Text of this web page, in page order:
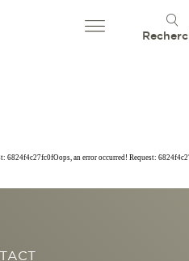
6824f4c27fc0fOops, an error occurred! Request: